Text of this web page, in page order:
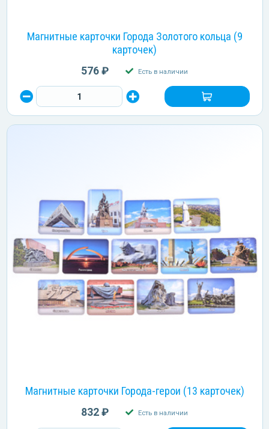
Магнитные карточки Города Золотого кольца (9
карточек)
576 ₽ Есть в наличии
Магнитные карточки Города-герои (13 карточек)
832 ₽ Есть в наличии